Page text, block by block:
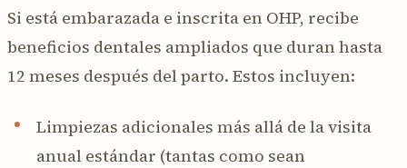
Si está embarazada e inscrita en OHP, recibe
beneficios dentales ampliados que duran hasta
12 meses después del parto. Estos incluyen:
Limpiezas adicionales más allá de la visita
anual estándar (tantas como sean